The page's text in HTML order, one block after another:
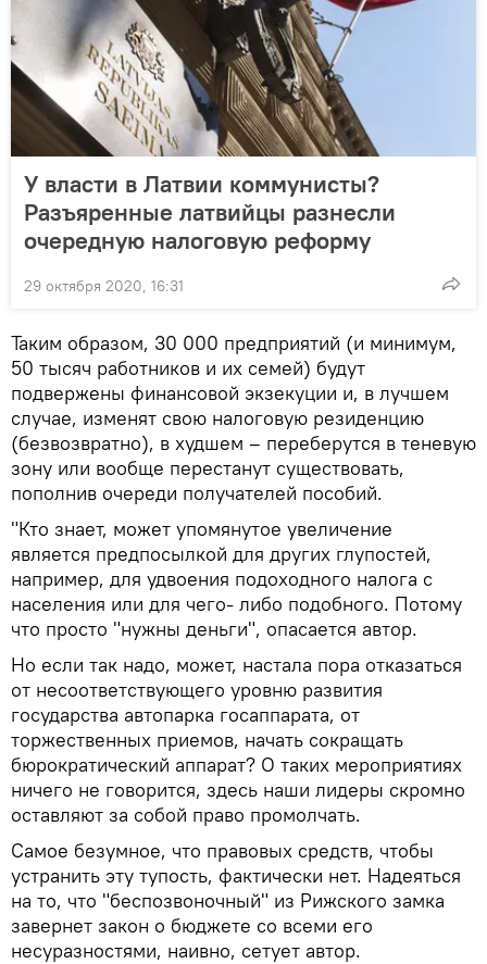
У власти в Латвии коммунисты?
Разъяренные латвийцы разнесли
очередную налоговую реформу
29 октября 2020, 16:31
Таким образом, 30 000 предприятий (и минимум,
50 тысяч работников и их семей) будут
подвержены финансовой экзекуции и, в лучшем
случае, изменят свою налоговую резиденцию
(безвозвратно), в худшем – переберутся в теневую
зону или вообще перестанут существовать,
пополнив очереди получателей пособий.
"Кто знает, может упомянутое увеличение
является предпосылкой для других глупостей,
например, для удвоения подоходного налога с
населения или для чего- либо подобного. Потому
что просто "нужны деньги", опасается автор.
Но если так надо, может, настала пора отказаться
от несоответствующего уровню развития
государства автопарка госаппарата, от
торжественных приемов, начать сокращать
бюрократический аппарат? О таких мероприятиях
ничего не говорится, здесь наши лидеры скромно
оставляют за собой право промолчать.
Самое безумное, что правовых средств, чтобы
устранить эту тупость, фактически нет. Надеяться
на то, что "беспозвоночный" из Рижского замка
завернет закон о бюджете со всеми его
несуразностями, наивно, сетует автор.